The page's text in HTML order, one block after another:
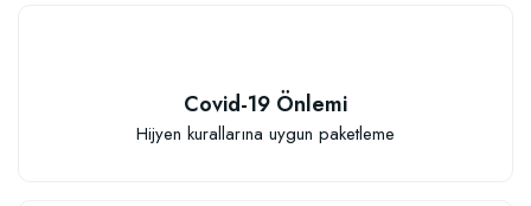
Covid-19 Önlemi
Hijyen kurallarına uygun paketleme